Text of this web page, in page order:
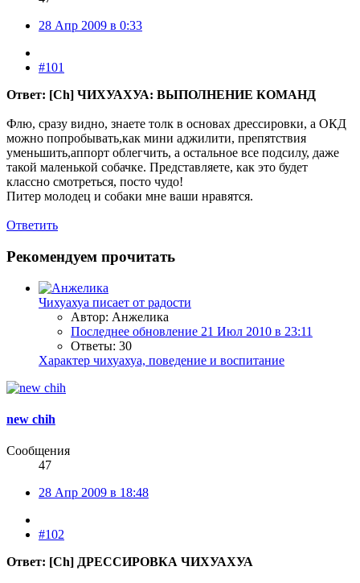
28 Апр 2009 в 0:33
#101
Ответ: [Ch] ЧИХУАХУА: ВЫПОЛНЕНИЕ КОМАНД
Флю, сразу видно, знаете толк в основах дрессировки, а ОКД
можно попробывать,как мини аджилити, препятствия
уменьшить,аппорт облегчить, а остальное все подсилу, даже
такой маленькой собачке. Представляете, как это будет
классно смотреться, посто чудо!
Питер молодец и собаки мне ваши нравятся.
Ответить
Рекомендуем прочитать
Чихуахуа писает от радости
Автор: Анжелика
Последнее обновление 21 Июл 2010 в 23:11
Ответы: 30
Характер чихуахуа, поведение и воспитание
new chih
Сообщения
47
28 Апр 2009 в 18:48
#102
Ответ: [Ch] ДРЕССИРОВКА ЧИХУАХУА